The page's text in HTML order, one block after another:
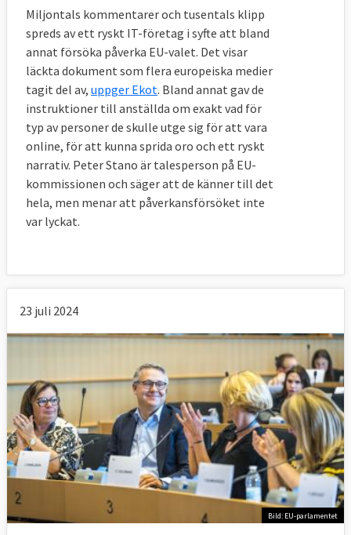
Miljontals kommentarer och tusentals klipp
spreds av ett ryskt IT-företag i syfte att bland
annat försöka påverka EU-valet. Det visar
läckta dokument som flera europeiska medier
tagit del av, uppger Ekot. Bland annat gav de
instruktioner till anställda om exakt vad för
typ av personer de skulle utge sig för att vara
online, för att kunna sprida oro och ett ryskt
narrativ. Peter Stano är talesperson på EU-
kommissionen och säger att de känner till det
hela, men menar att påverkansförsöket inte
var lyckat.
23 juli 2024
Bild: EU-parlamentet